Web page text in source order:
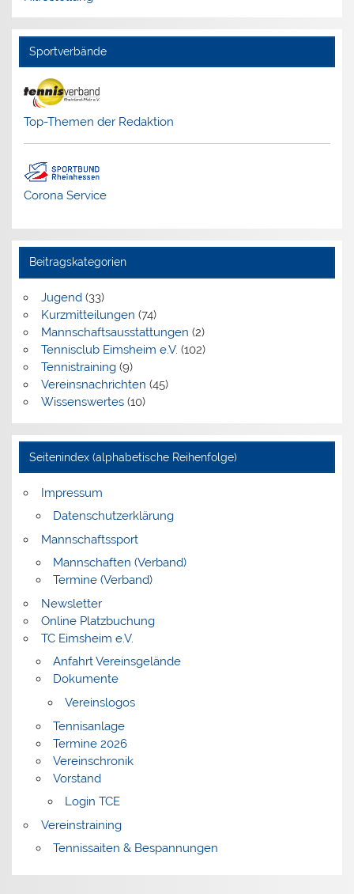
Sportverbände
Top-Themen der Redaktion
Corona Service
Beitragskategorien
Jugend(33)
Kurzmitteilungen (74)
Mannschaftsausstattungen (2)
Tennisclub Eimsheim e.V. (102)
Tennistraining(9)
Vereinsnachrichten (45)
Wissenswertes(10)
Seitenindex (alphabetische Reihenfolge)
Impressum
Datenschutzerklärung
Mannschaftssport
Mannschaften (Verband)
Termine (Verband)
Newsletter
Online Platzbuchung
TC Eimsheim e.V.
Anfahrt Vereinsgelände
Dokumente
Vereinslogos
Tennisanlage
Termine 2026
Vereinschronik
Vorstand
Login TCE
Vereinstraining
Tennissaiten & Bespannungen